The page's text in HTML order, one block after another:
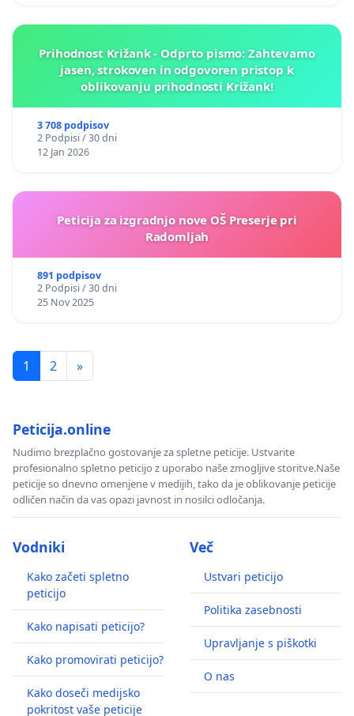
Prihodnost Križank - Odprto pismo: Zahtevamo
jasen, strokoven in odgovoren pristop k
oblikovanju prihodnosti Križank!
3 708 podpisov
2 Podpisi / 30 dni
12 Jan 2026
Peticija za izgradnjo nove OŠ Preserje pri
Radomljah
891 podpisov
2 Podpisi / 30 dni
25 Nov 2025
1 2 »
Peticija.online
Nudimo brezplačno gostovanje za spletne peticije. Ustvarite
profesionalno spletno peticijo z uporabo naše zmogljive storitve.Naše
peticije so dnevno omenjene v medijih, tako da je oblikovanje peticije
odličen način da vas opazi javnost in nosilci odločanja.
Vodniki
Kako začeti spletno
peticijo
Kako napisati peticijo?
Kako promovirati peticijo?
Kako doseči medijsko
pokritost vaše peticije
Več
Ustvari peticijo
Politika zasebnosti
Upravljanje s piškotki
O nas